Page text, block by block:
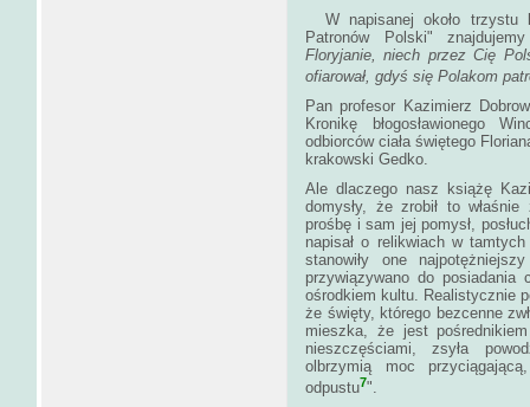
W napisanej około trzystu
Patronów Polski"
Floryjanie, niech przez Cię
ofiarował, gdyś się Polakom
Pan profesor Kazimierz
Kronikę błogosławionego
odbiorców ciała świętego
krakowski Gedko.
Ale dlaczego nasz książę
domysły, że zrobił to
prośbę i sam jej pomysł,
napisał o relikwiach w
stanowiły one
przywiązywano do posiadania
ośrodkiem kultu. Realistycznie
że święty, którego bezcenne
mieszka, że jest
nieszczęściami, zsyła
olbrzymią moc
odpustu7".